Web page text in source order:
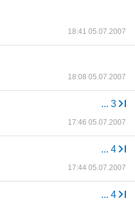
18:41 05.07.2007
18:08 05.07.2007
... 3
17:46 05.07.2007
... 4
17:44 05.07.2007
... 4